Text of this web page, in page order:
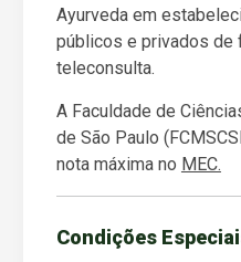
Ayurveda em
públicos e privados de
teleconsulta.
A Faculdade de
de São Paulo
nota máxima no MEC.
Condições